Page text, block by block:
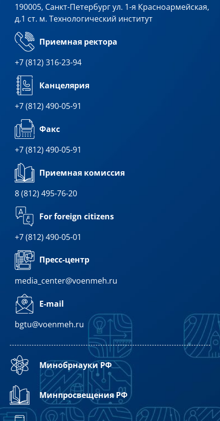
190005, Санкт-Петербург ул. 1-я Красноармейская,
д.1 ст. м. Технологический институт
Приемная ректора
+7 (812) 316-23-94
Канцелярия
+7 (812) 490-05-91
Факс
+7 (812) 490-05-91
Приемная комиссия
8 (812) 495-76-20
For foreign citizens
+7 (812) 490-05-01
Пресс-центр
media_center@voenmeh.ru
E-mail
bgtu@voenmeh.ru
Минобрнауки РФ
Минпросвещения РФ